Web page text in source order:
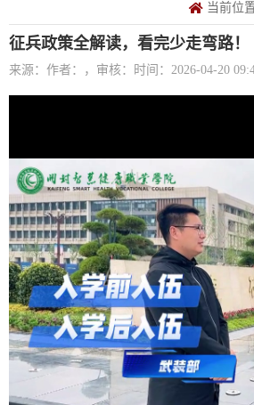
当前位置
征兵政策全解读，看完少走弯路！
来源： 作者：，审核： 时间：2026-04-20